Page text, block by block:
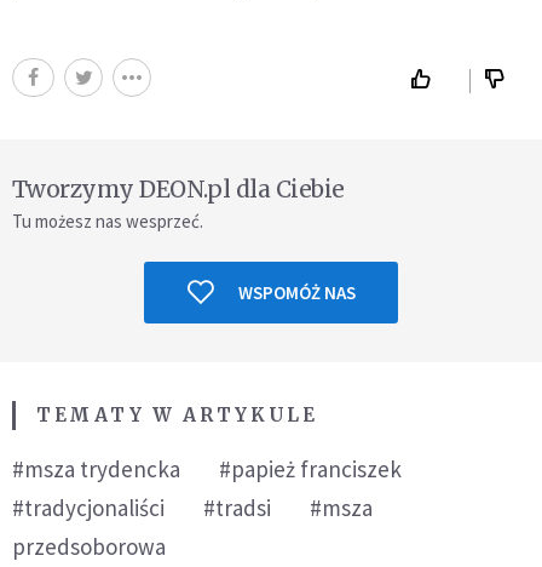
Tworzymy DEON.pl dla Ciebie
Tu możesz nas wesprzeć.
WSPOMÓŻ NAS
TEMATY W ARTYKULE
#msza trydencka
#papież franciszek
#tradycjonaliści
#tradsi
#msza
przedsoborowa